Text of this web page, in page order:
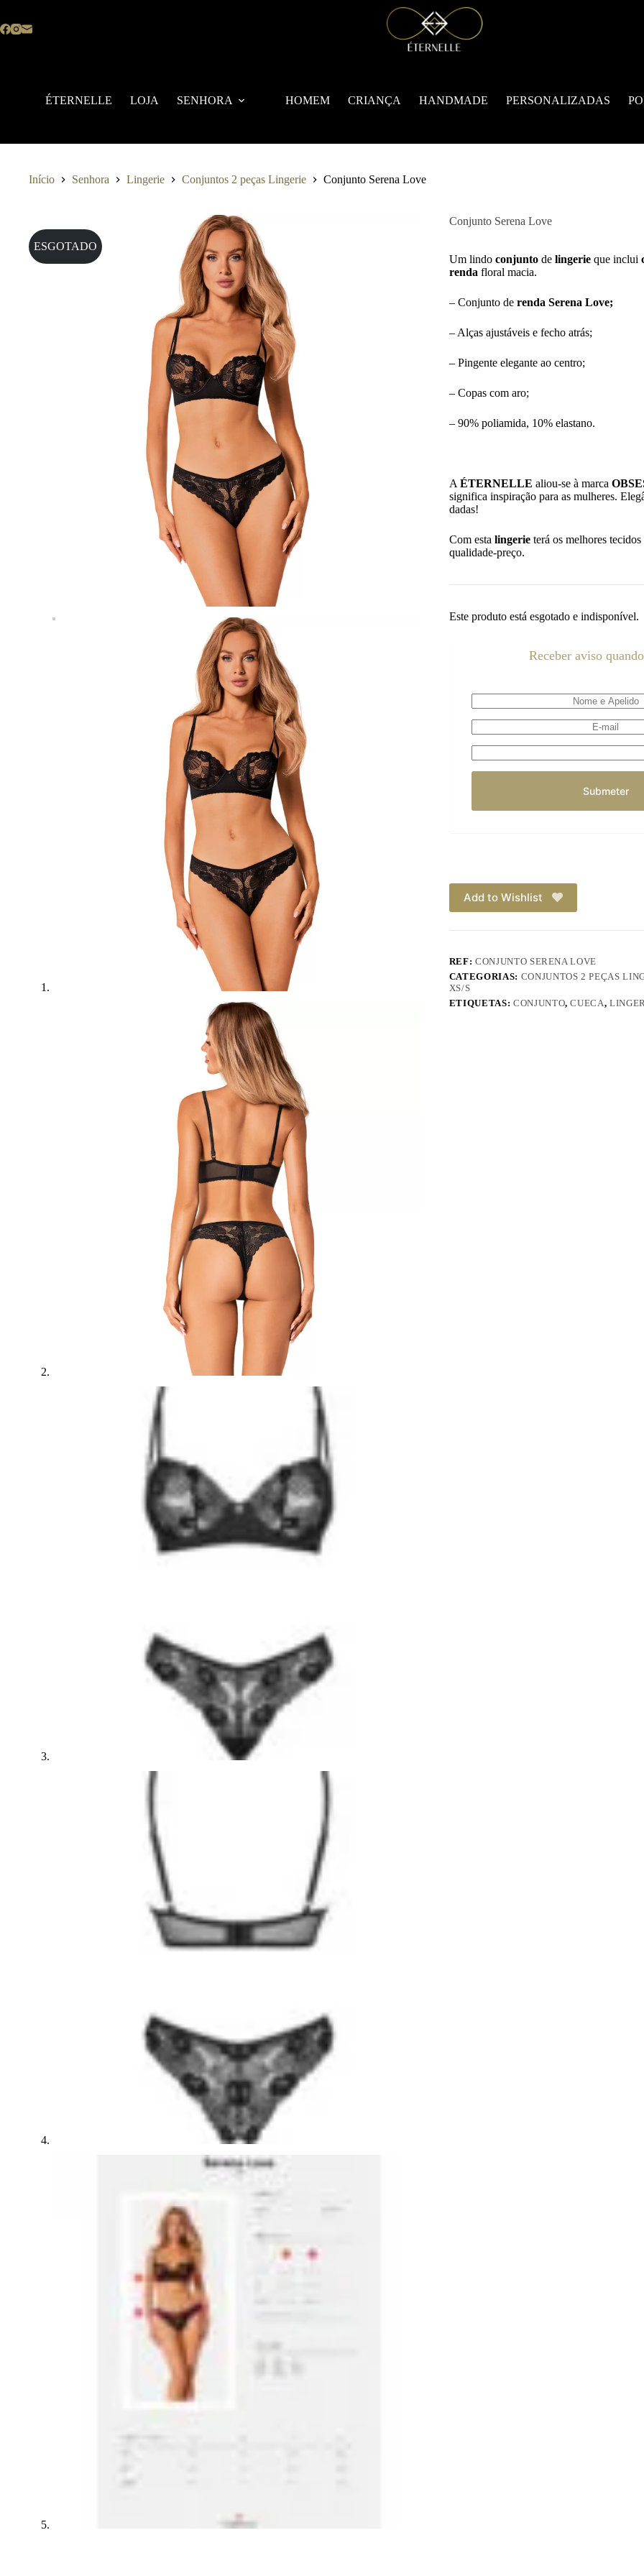
o
ÉTERNELLE LOJA SENHORA HOMEM CRIANÇA HANDMADE PERSONALIZADAS
Início Senhora Lingerie Conjuntos 2 peças Lingerie Conjunto Serena Love
ESGOTADO
Conjunto Serena Love
Um lindo conjuntode lingerieque inclui
renda floral macia.
– Conjunto de renda Serena Love;
– Alças ajustáveis e fecho atrás;
– Pingente elegante ao centro;
– Copas com aro;
– 90% poliamida, 10% elastano.
A ÉTERNELLE aliou-se à marca
significa inspiração para as mulheres.
dadas!
Com esta lingerieterá os melhores
qualidade-preço.
Este produto está esgotado e indisponível.
Receber aviso
Add to Wishlist
REF:CONJUNTO SERENA LOVE
CATEGORIAS: CONJUNTOS 2 PEÇAS
XS/S
ETIQUETAS: CONJUNTO,CUECA,